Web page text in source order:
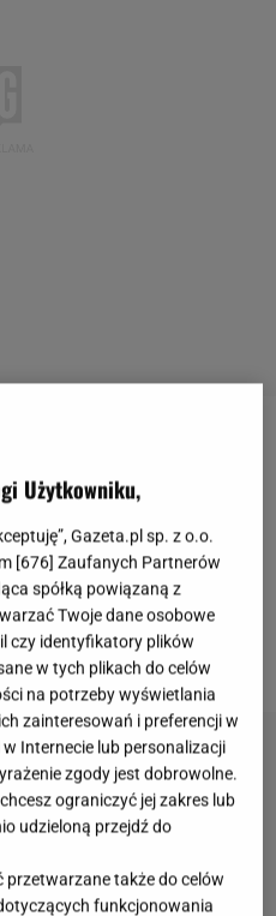
stylu i osobowości show-
w Polsce. Wyczucie
spółki -
idei, a z konkretnym
Użytkowniku,
Gazeta.pl sp. z o.o.
[676] Zaufanych Partnerów
spółką powiązaną z
Twoje dane osobowe
czy identyfikatory plików
w tych plikach do celów
na potrzeby wyświetlania
zainteresowań i preferencji w
Internecie lub personalizacji
zgody jest dobrowolne.
ograniczyć jej zakres lub
udzieloną przejdź do
przetwarzane także do celów
funkcjonowania